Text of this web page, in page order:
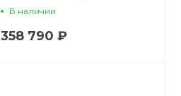
комплекс H=1200
В наличии
358 790 ₽